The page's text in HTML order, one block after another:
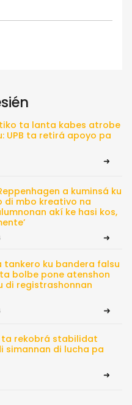
ta lanta kabes atrobe
UPB ta retirá apoyo pa
a kuminsá ku
di mbo kreativo na
akí ke hasi kos,
tankero ku bandera falsu
bolbe pone atenshon
di registrashonnan
ta rekobrá stabilidat
simannan di lucha pa